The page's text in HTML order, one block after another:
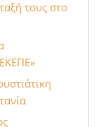
τους στο